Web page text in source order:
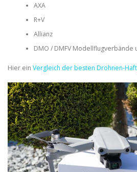
AXA
R+V
Allianz
DMO / DMFV Modellflugverbände
Hier ein Vergleich der besten Drohnen-